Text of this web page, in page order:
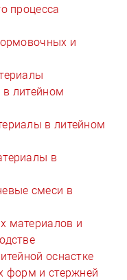
процесса
и
литейном
в литейном
в
смеси в
материалов и
оснастке
форм и стержней